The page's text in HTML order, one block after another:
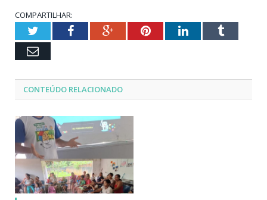
COMPARTILHAR:
TwitterFacebookGoogle+PinterestLinkedInTumblr
Email
CONTEÚDO RELACIONADO